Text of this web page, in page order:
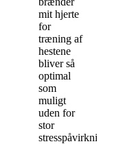
mit hjerte
for
træning af
hestene
bliver så
optimal
som
muligt
uden for
stor
stresspåvirkning.